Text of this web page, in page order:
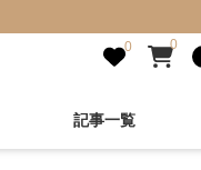
0 0
記事一覧